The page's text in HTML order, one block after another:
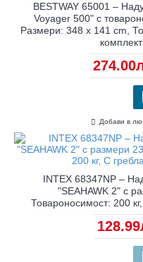
BESTWAY 65001 –
Voyager 500" с
Размери: 348 х 141 cm,
Добави в
INTEX 68347NP –
"SEAHAWK 2" с
Товароносимост: 200